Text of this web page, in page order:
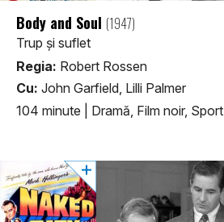
Body and Soul (1947)
Trup și suflet
Regia: Robert Rossen
Cu: John Garfield, Lilli Palmer
104 minute
Dramă, Film noir, Sport